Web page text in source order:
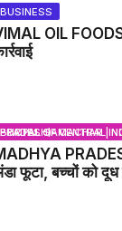
BUSINESS
OIL
BHOPAL SAMACHAR | NO 1 HINDI NEWS PORTAL OF CENTRAL INDIA (MADHYA PRADESH)
फूटा, बच्चों को दूध